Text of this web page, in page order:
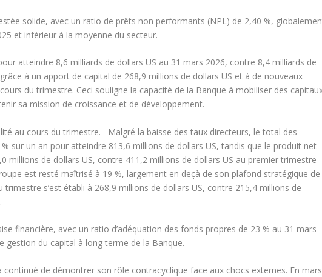
solide, avec un ratio de prêts non performants (NPL) de 2,40 %,
et inférieur à la moyenne du secteur.
atteindre 8,6 milliards de dollars US au 31 mars 2026, contre 8,4 milliards de
à un apport de capital de 268,9 millions de dollars US et à de nouveaux
du trimestre. Ceci souligne la capacité de la Banque à mobiliser des
sa mission de croissance et de développement.
au cours du trimestre. Malgré la baisse des taux directeurs, le total des
sur un an pour atteindre 813,6 millions de dollars US, tandis que le produit net
millions de dollars US, contre 411,2 millions de dollars US au premier trimestre
est resté maîtrisé à 19 %, largement en deçà de son plafond stratégique de
trimestre s’est établi à 268,9 millions de dollars US, contre 215,4 millions de
financière, avec un ratio d’adéquation des fonds propres de 23 % au 31 mars
du capital à long terme de la Banque.
de démontrer son rôle contracyclique face aux chocs externes. En mars